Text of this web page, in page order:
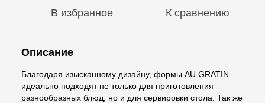
В избранное К сравнению
Описание
Благодаря изысканному дизайну, формы AU GRATIN
идеально подходят не только для приготовления
разнообразных блюд, но и для сервировки стола. Так же